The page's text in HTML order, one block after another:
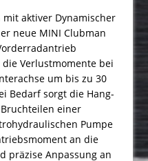
aktiver Dynamischer
neue MINI Clubman
Verlustmomente bei
um bis zu 30
Bedarf sorgt die Hang-
einer
Pumpe
an die
präzise Anpassung an